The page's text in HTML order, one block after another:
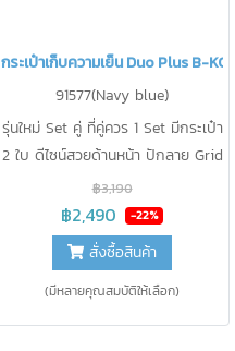
กระเป๋าเก็บความเย็น Duo Plus B-
91577(Navy blue)
รุ่นใหม่ Set คู่ ที่คู่ควร 1 Set มีกระเป๋า
2 ใบ ดีไซน์สวยด้านหน้า ปักลาย Grid
ผลิตด้วยผ้านุ่มลื่น น่า สัมผัส ใส่
เครื่องปั๊ม+Notebook+Cooler Bag
ได้ในใบเดียว เก็บความเย็น
฿3,190
฿2,490 -22%
สั่งซื้อสินค้า
(มีหลายคุณสมบัติให้เลือก)